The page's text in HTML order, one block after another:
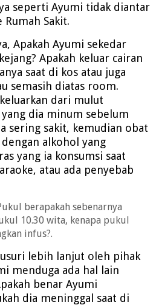
seperti Ayumi tidak diantar
Sakit.
Apakah Ayumi sekedar
Apakah keluar cairan
saat di kos atau juga
semasih diatas room.
dari mulut
dia minum sebelum
sering sakit, kemudian obat
alkohol yang
yang ia konsumsi saat
atau ada penyebab
berapakah sebenarnya
10.30 wita, kenapa pukul
infus?.
lebih lanjut oleh pihak
menduga ada hal lain
benar Ayumi
dia meninggal saat di